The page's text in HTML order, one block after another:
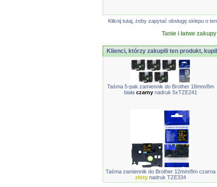
Kliknij tutaj, żeby zapytać obsługę sklepu o
Tanie i łatwe
Klienci, którzy zakupili ten produkt,
Taśma 5-pak zamiennik do Brother 18mm/8m
biała czarny nadruk 5xTZE241
Taśma zamiennik do Brother 12mm/8m czarna
złoty nadruk TZE334